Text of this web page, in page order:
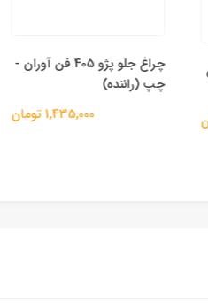
چراغ جلو پژو 405 فن آوران -
چپ (راننده)
1,435,000 تومان